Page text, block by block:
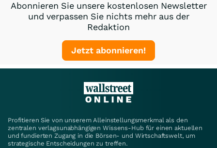
Abonnieren Sie unsere kostenlosen Newsletter
und verpassen Sie nichts mehr aus der
Redaktion
Jetzt abonnieren!
Profitieren Sie von unserem Alleinstellungsmerkmal als den
zentralen verlagsunabhängigen Wissens-Hub für einen aktuellen
und fundierten Zugang in die Börsen- und Wirtschaftswelt, um
strategische Entscheidungen zu treffen.